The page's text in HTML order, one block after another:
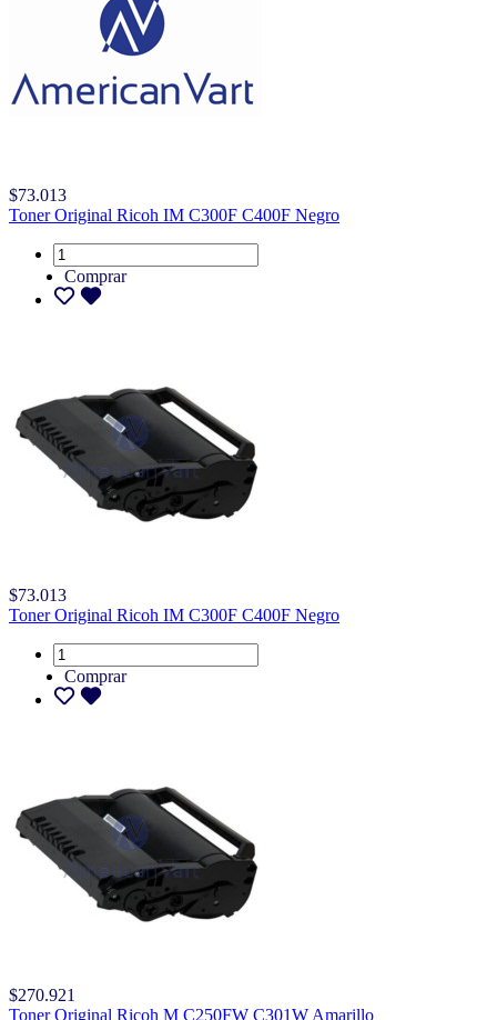
$73.013
Toner Original Ricoh IM C300F C400F Negro
Comprar
$73.013
Toner Original Ricoh IM C300F C400F Negro
Comprar
$270.921
Toner Original Ricoh M C250FW C301W Amarillo